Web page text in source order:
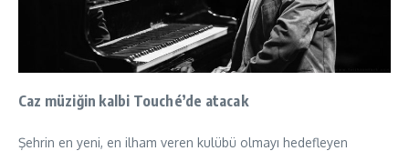
Caz müziğin kalbi Touché’de atacak
Şehrin en yeni, en ilham veren kulübü olmayı hedefleyen